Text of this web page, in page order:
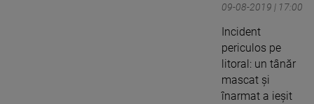
09-08-2019 | 17:00
Incident
periculos pe
litoral: un tânăr
mascat şi
înarmat a ieşit